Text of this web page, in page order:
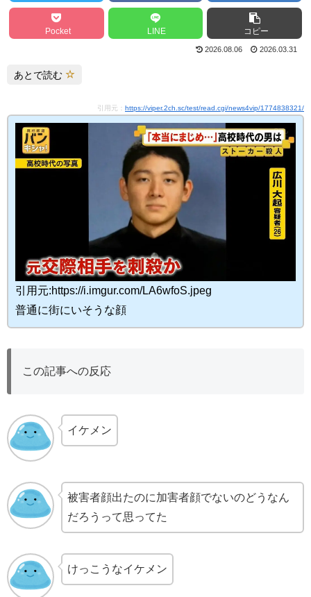
Pocket LINE コピー
2026.08.06 2026.03.31
あとで読む
引用元： https://viper.2ch.sc/test/read.cgi/news4vip/1774838321/
引用元:https://i.imgur.com/LA6wfoS.jpeg
普通に街にいそうな顔
この記事への反応
イケメン
被害者顔出たのに加害者顔でないのどうなん
だろうって思ってた
けっこうなイケメン